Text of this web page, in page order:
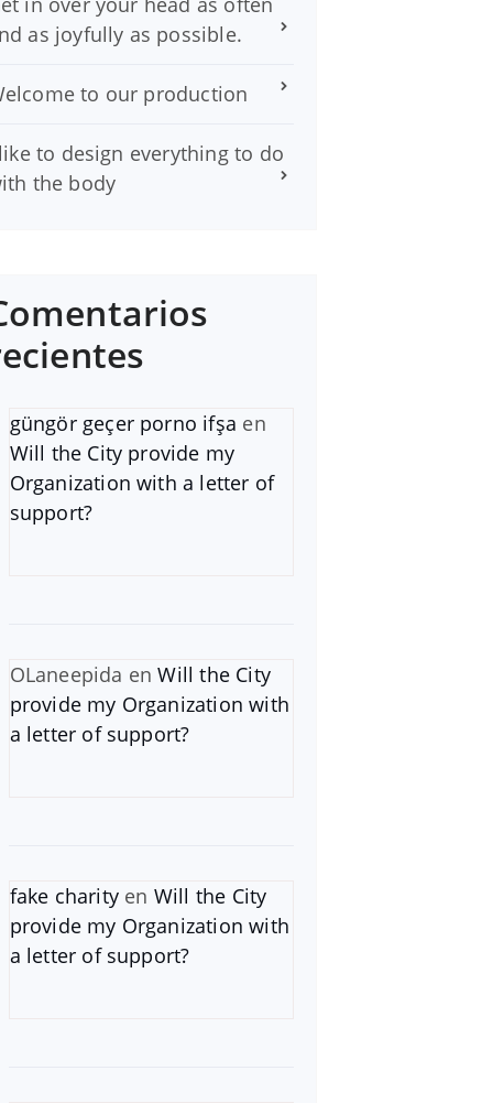
as joyfully as possible.
to our production
to design everything to do
the body
güngör geçer porno ifşa en
Will the City provide my
Organization with a letter of
support?
OLaneepida enWill the City
provide my Organization with
a letter of support?
fake charityen Will the City
provide my Organization with
a letter of support?